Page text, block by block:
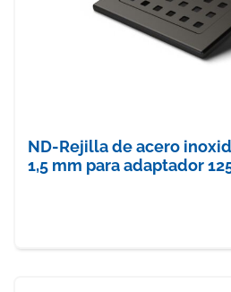
ND-Rejilla de acero
1,5 mm para adaptador